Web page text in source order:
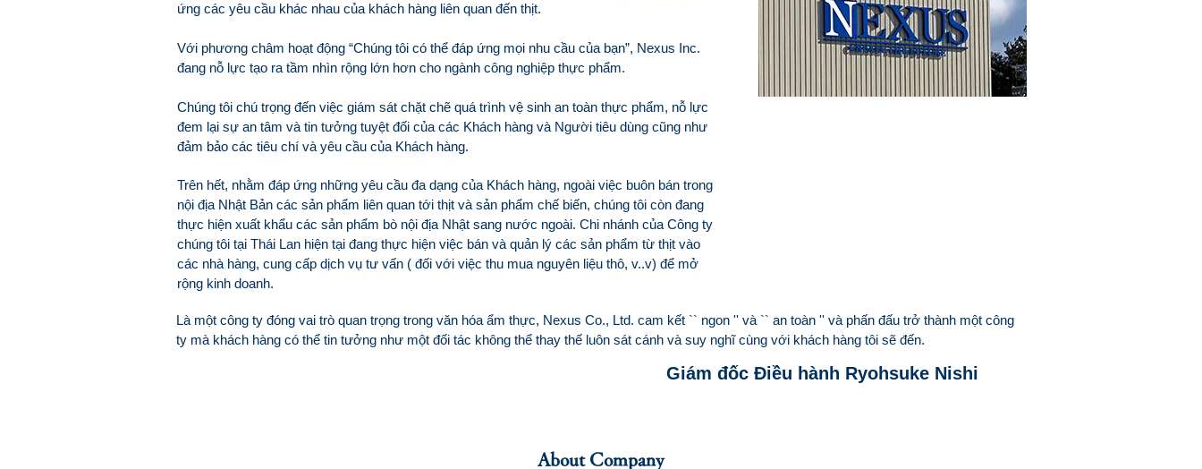
ứng các yêu cầu khác nhau của khách hàng liên quan đến thịt.
Với phương châm hoạt động “Chúng tôi có thể đáp ứng mọi nhu cầu của bạn”, Nexus Inc.
đang nỗ lực tạo ra tầm nhìn rộng lớn hơn cho ngành công nghiệp thực phẩm.
Chúng tôi chú trọng đến việc giám sát chặt chẽ quá trình vệ sinh an toàn thực phẩm, nỗ lực
đem lại sự an tâm và tin tưởng tuyệt đối của các Khách hàng và Người tiêu dùng cũng như
đảm bảo các tiêu chí và yêu cầu của Khách hàng.
Trên hết, nhằm đáp ứng những yêu cầu đa dạng của Khách hàng, ngoài việc buôn bán trong
nội địa Nhật Bản các sản phẩm liên quan tới thịt và sản phẩm chế biến, chúng tôi còn đang
thực hiện xuất khẩu các sản phẩm bò nội địa Nhật sang nước ngoài. Chi nhánh của Công ty
chúng tôi tại Thái Lan hiện tại đang thực hiện việc bán và quản lý các sản phẩm từ thịt vào
các nhà hàng, cung cấp dịch vụ tư vấn ( đối với việc thu mua nguyên liệu thô, v..v) để mở
rộng kinh doanh.
Là một công ty đóng vai trò quan trọng trong văn hóa ẩm thực, Nexus Co., Ltd. cam kết `` ngon '' và `` an toàn '' và phấn đấu trở thành một công
ty mà khách hàng có thể tin tưởng như một đối tác không thể thay thế luôn sát cánh và suy nghĩ cùng với khách hàng tôi sẽ đến.
Giám đốc Điều hành Ryohsuke Nishi
About Company